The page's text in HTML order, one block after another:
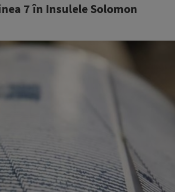
7 în Insulele Solomon